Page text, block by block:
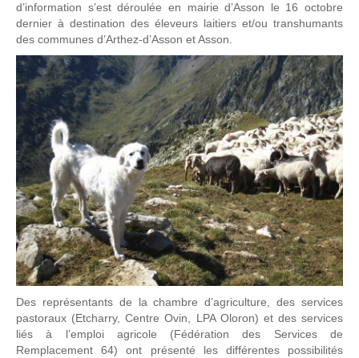
d’information s’est déroulée en mairie d’Asson le 16 octobre
dernier à destination des éleveurs laitiers et/ou transhumants
des communes d’Arthez-d’Asson et Asson.
Des représentants de la chambre d’agriculture, des services
pastoraux (Etcharry, Centre Ovin, LPA Oloron) et des services
liés à l’emploi agricole (Fédération des Services de
Remplacement 64) ont présenté les différentes possibilités